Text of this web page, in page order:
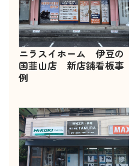
ニラスイホーム 伊豆の
国韮山店 新店舗看板事
例